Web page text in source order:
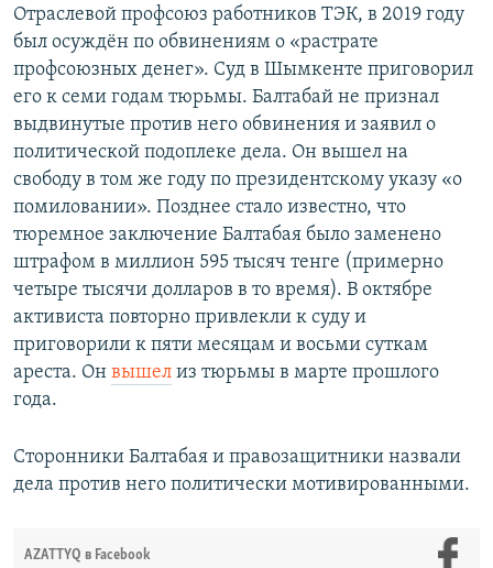
Отраслевой профсоюз работников ТЭК, в 2019 году
был осуждён по обвинениям о «растрате
профсоюзных денег». Суд в Шымкенте приговорил
его к семи годам тюрьмы. Балтабай не признал
выдвинутые против него обвинения и заявил о
политической подоплеке дела. Он вышел на
свободу в том же году по президентскому указу «о
помиловании». Позднее стало известно, что
тюремное заключение Балтабая было заменено
штрафом в миллион 595 тысяч тенге (примерно
четыре тысячи долларов в то время). В октябре
активиста повторно привлекли к суду и
приговорили к пяти месяцам и восьми суткам
ареста. Он вышел из тюрьмы в марте прошлого
года.
Сторонники Балтабая и правозащитники назвали
дела против него политически мотивированными.
AZATTYQ в Facebook